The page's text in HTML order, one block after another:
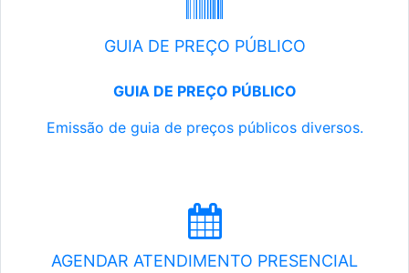
GUIA DE PREÇO PÚBLICO
GUIA DE PREÇO PÚBLICO
Emissão de guia de preços públicos diversos.
AGENDAR ATENDIMENTO PRESENCIAL